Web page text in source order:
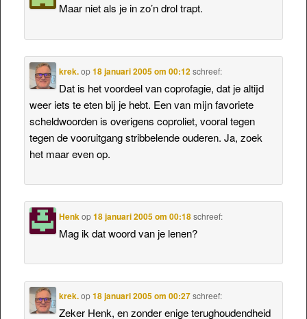
Maar niet als je in zo’n drol trapt.
krek.op18 januari 2005 om 00:12 schreef:
Dat is het voordeel van coprofagie, dat je altijd
weer iets te eten bij je hebt. Een van mijn favoriete
scheldwoorden is overigens coproliet, vooral tegen
tegen de vooruitgang stribbelende ouderen. Ja, zoek
het maar even op.
Henkop18 januari 2005 om 00:18 schreef:
Mag ik dat woord van je lenen?
krek.op18 januari 2005 om 00:27 schreef:
Zeker Henk, en zonder enige terughoudendheid